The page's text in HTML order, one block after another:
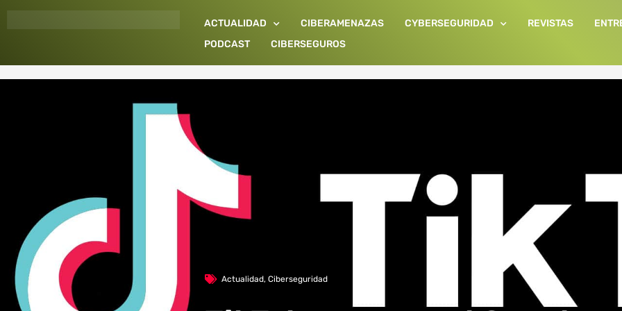
ACTUALIDAD CIBERAMENAZAS CYBERSEGURIDAD REVISTAS
PODCAST
CIBERSEGUROS
Actualidad, Ciberseguridad